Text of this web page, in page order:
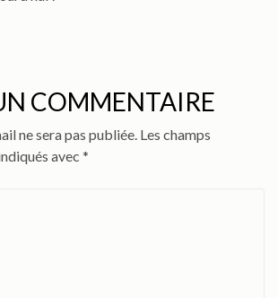
COMMENTAIRE
ne sera pas publiée. Les champs
avec *